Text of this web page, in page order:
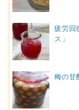
疲労回
ス」
梅の甘